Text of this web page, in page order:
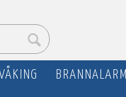
BRANNALARM